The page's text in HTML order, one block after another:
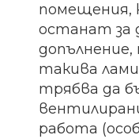
помещения,
останат за
такива
трябва да
работа